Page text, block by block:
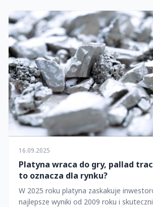
16.09.2025
Platyna wraca do gry, pallad
to oznacza dla rynku?
W 2025 roku platyna zaskakuje
najlepsze wyniki od 2009 roku i